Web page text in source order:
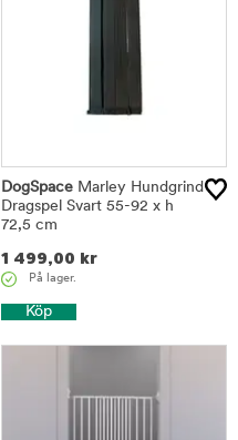
DogSpace Marley Hundgrind
Dragspel Svart 55-92 x h
72,5 cm
1 499,00 kr
På lager.
Köp